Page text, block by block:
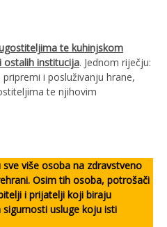
te kuhinjskom
ostalih institucija. Jednom riječju:
i posluživanju hrane,
te njihovim
više osoba na zdravstveno
Osim tih osoba, potrošači
i prijatelji koji biraju
usluge koju isti